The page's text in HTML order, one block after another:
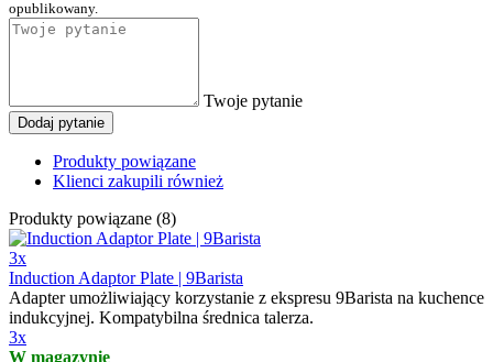
opublikowany.
Twoje pytanie
Dodaj pytanie
Produkty powiązane
Klienci zakupili również
Produkty powiązane (8)
3x
Induction Adaptor Plate | 9Barista
Adapter umożliwiający korzystanie z ekspresu 9Barista na kuchence
indukcyjnej. Kompatybilna średnica talerza.
3x
W magazynie